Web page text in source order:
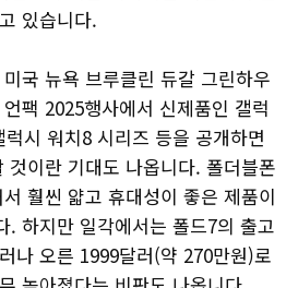
있습니다.
국 뉴욕 브루클린 듀갈 그린하우
팩 2025행사에서 신제품인 갤럭
시 워치8 시리즈 등을 공개하면
것이란 기대도 나옵니다. 폴더블폰
훨씬 얇고 휴대성이 좋은 제품이
. 하지만 일각에서는 폴드7의 출고
나 오른 1999달러(약 270만원)로